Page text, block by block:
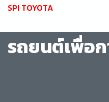
SPI TOYOTA
รถยนต์เพื่อ